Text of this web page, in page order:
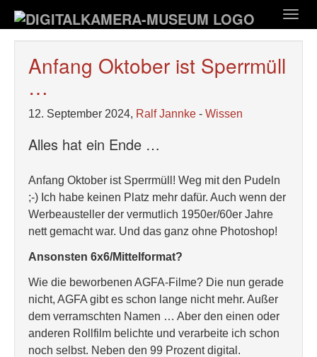
Hauptinhalt
springen
Anfang Oktober ist Sperrmüll
…
12. September 2024, Ralf Jannke - Wissen
Alles hat ein Ende …
Anfang Oktober ist Sperrmüll! Weg mit den Pudeln
;-) Ich habe keinen Platz mehr dafür. Auch wenn der
Werbeausteller der vermutlich 1950er/60er Jahre
nett gemacht war. Und das ganz ohne Photoshop!
Ansonsten 6x6/Mittelformat?
Wie die beworbenen AGFA-Filme? Die nun gerade
nicht, AGFA gibt es schon lange nicht mehr. Außer
dem verramschten Namen … Aber den einen oder
anderen Rollfilm belichte und verarbeite ich schon
noch selbst. Neben den 99 Prozent digital.